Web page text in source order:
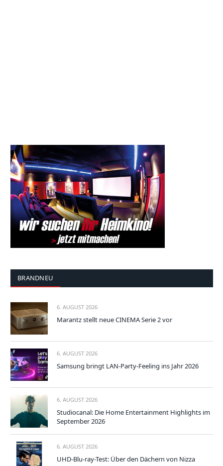
BRANDNEU
6. AUGUST 2026
Marantz stellt neue CINEMA Serie 2 vor
6. AUGUST 2026
Samsung bringt LAN-Party-Feeling ins Jahr 2026
6. AUGUST 2026
Studiocanal: Die Home Entertainment Highlights im
September 2026
6. AUGUST 2026
UHD-Blu-ray-Test: Über den Dächern von Nizza